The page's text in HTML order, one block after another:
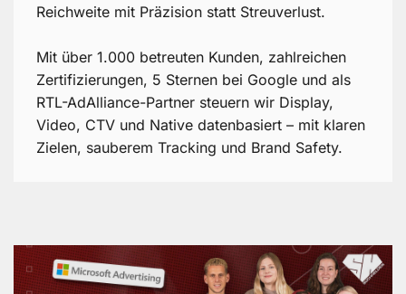
Reichweite mit Präzision statt Streuverlust.
Mit über 1.000 betreuten Kunden, zahlreichen
Zertifizierungen, 5 Sternen bei Google und als
RTL-AdAlliance-Partner steuern wir Display,
Video, CTV und Native datenbasiert – mit klaren
Zielen, sauberem Tracking und Brand Safety.